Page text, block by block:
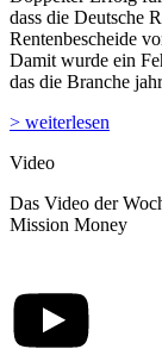
dass die Deutsche
Rentenbescheide
Damit wurde ein
das die Branche
> weiterlesen
Video
Das Video der
Mission Money